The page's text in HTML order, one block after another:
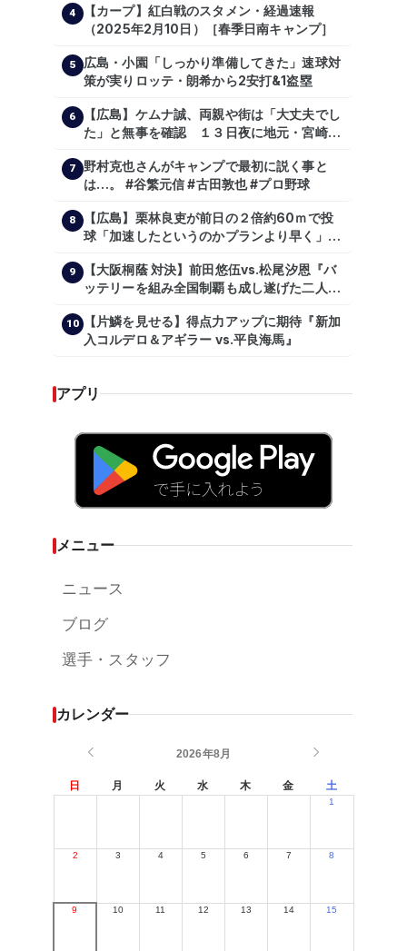
4
【カープ】紅白戦のスタメン・経過速報
（2025年2月10日）［春季日南キャンプ］
5
広島・小園「しっかり準備してきた」速球対
策が実りロッテ・朗希から2安打&1盗塁
6
【広島】ケムナ誠、両親や街は「大丈夫でし
た」と無事を確認 １３日夜に地元・宮崎県
7
野村克也さんがキャンプで最初に説く事と
は…。 #谷繁元信 #古田敦也 #プロ野球
8
【広島】栗林良吏が前日の２倍約60ｍで投
球「加速したというのかプランより早く」自
9
【大阪桐蔭 対決】前田悠伍vs.松尾汐恩『バ
ッテリーを組み全国制覇も成し遂げた二人
10
【片鱗を見せる】得点力アップに期待『新加
入コルデロ＆アギラー vs.平良海馬』
アプリ
メニュー
ニュース
ブログ
選手・スタッフ
カレンダー
2026年8月
日 月 火 水 木 金 土
1
2 3 4 5 6 7 8
9 10 11 12 13 14 15